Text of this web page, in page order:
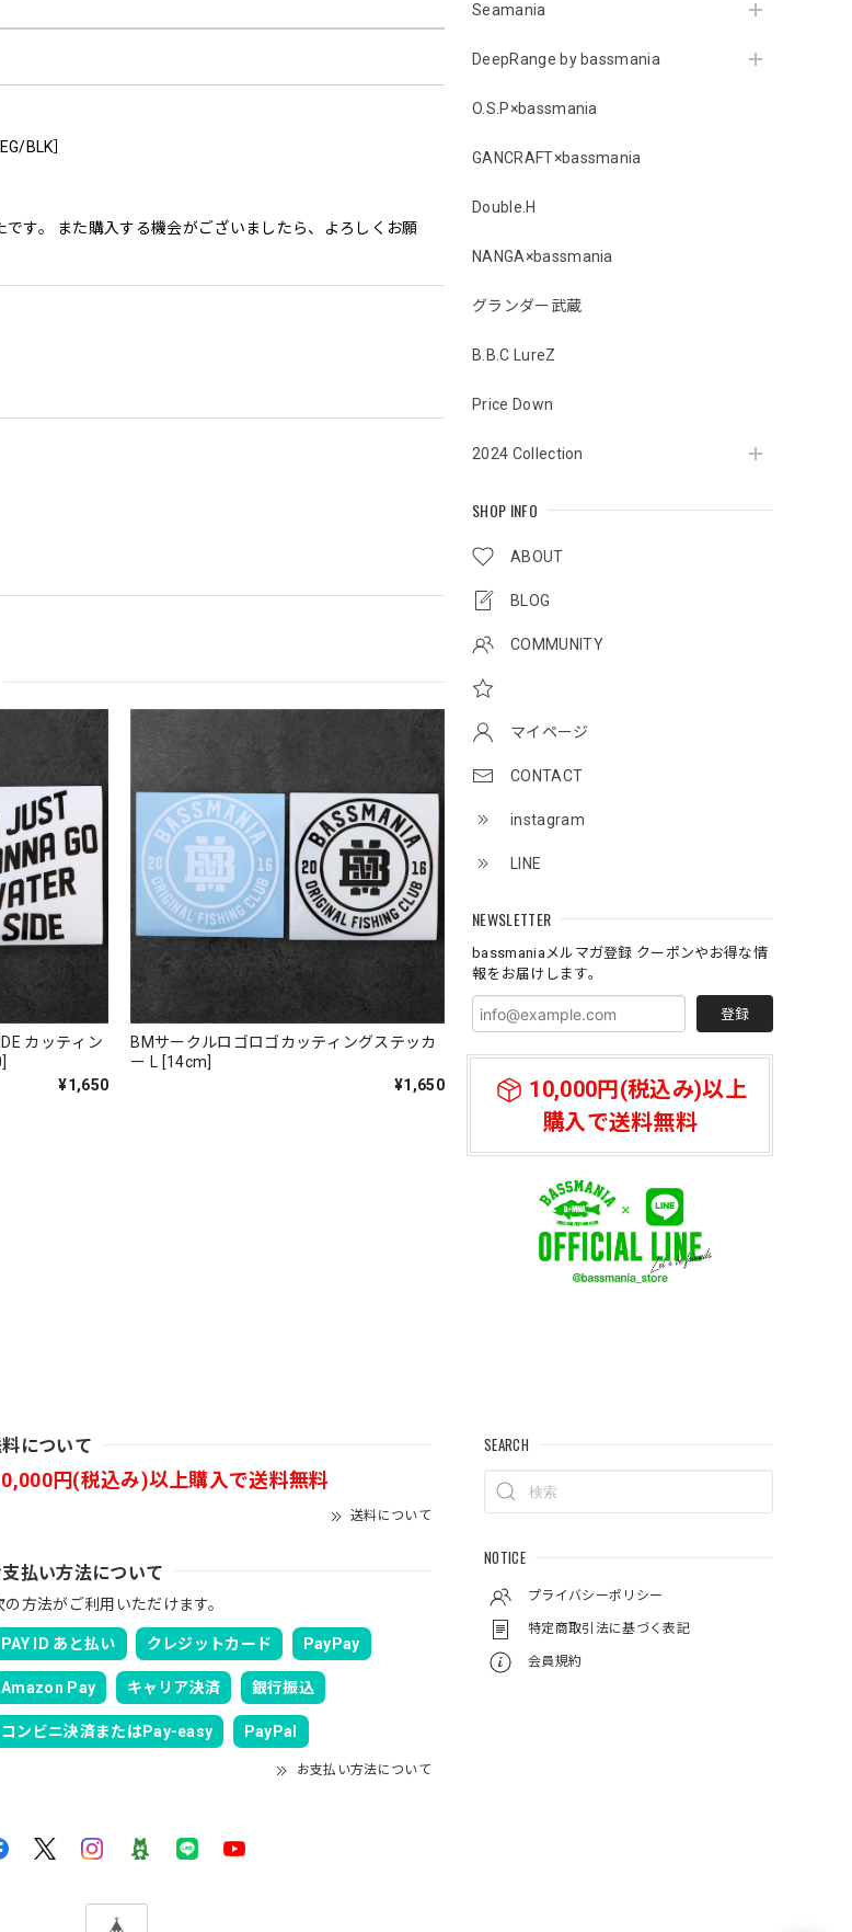
Seamania
DeepRange by bassmania
O.S.P×bassmania
GANCRAFT×bassmania
Double.H
NANGA×bassmania
グランダー武蔵
B.B.C LureZ
Price Down
2024 Collection
SHOP INFO
ABOUT
BLOG
COMMUNITY
マイページ
CONTACT
instagram
LINE
NEWSLETTER
bassmaniaメルマガ登録 クーポンやお得な情
報をお届けします。
登録
10,000円(税込み)以上
購入で送料無料
BLK］
す。 また購入する機会がございましたら、よろしくお願
でも、ちょっと良い。厚めの生地がしっかりしてい
ました！ また手書きで書かれたメッセージが同封されて
したいと思っております。 後は購入したルアーで実釣す
カッティン
¥1,650
BMサークルロゴロゴカッティングステッカ
ー L [14cm]
¥1,650
について
円(税込み)以上購入で送料無料
送料について
払い方法について
の方法がご利用いただけます。
PAY ID あと払い クレジットカード PayPay
Amazon Pay キャリア決済 銀行振込
コンビニ決済またはPay-easy PayPal
お支払い方法について
SEARCH
NOTICE
プライバシーポリシー
特定商取引法に基づく表記
会員規約